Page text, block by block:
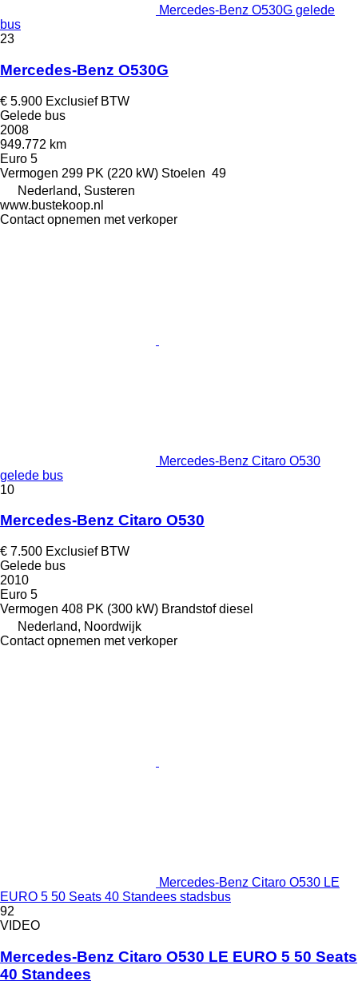
Mercedes-Benz O530G gelede
bus
23
Mercedes-Benz O530G
€ 5.900 Exclusief BTW
Gelede bus
2008
949.772 km
Euro 5
Vermogen 299 PK (220 kW) Stoelen 49
Nederland, Susteren
www.bustekoop.nl
Contact opnemen met verkoper
Mercedes-Benz Citaro O530
gelede bus
10
Mercedes-Benz Citaro O530
€ 7.500 Exclusief BTW
Gelede bus
2010
Euro 5
Vermogen 408 PK (300 kW) Brandstof diesel
Nederland, Noordwijk
Contact opnemen met verkoper
Mercedes-Benz Citaro O530 LE
EURO 5 50 Seats 40 Standees stadsbus
92
VIDEO
Mercedes-Benz Citaro O530 LE EURO 5 50 Seats
40 Standees